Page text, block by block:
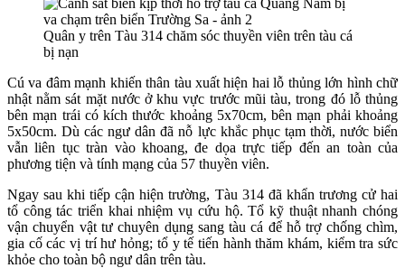
Quân y trên Tàu 314 chăm sóc thuyền viên trên tàu cá
bị nạn
Cú va đâm mạnh khiến thân tàu xuất hiện hai lỗ thủng lớn hình chữ
nhật nằm sát mặt nước ở khu vực trước mũi tàu, trong đó lỗ thủng
bên mạn trái có kích thước khoảng 5x70cm, bên mạn phải khoảng
5x50cm. Dù các ngư dân đã nỗ lực khắc phục tạm thời, nước biển
vẫn liên tục tràn vào khoang, đe dọa trực tiếp đến an toàn của
phương tiện và tính mạng của 57 thuyền viên.
Ngay sau khi tiếp cận hiện trường, Tàu 314 đã khẩn trương cử hai
tổ công tác triển khai nhiệm vụ cứu hộ. Tổ kỹ thuật nhanh chóng
vận chuyển vật tư chuyên dụng sang tàu cá để hỗ trợ chống chìm,
gia cố các vị trí hư hỏng; tổ y tế tiến hành thăm khám, kiểm tra sức
khỏe cho toàn bộ ngư dân trên tàu.